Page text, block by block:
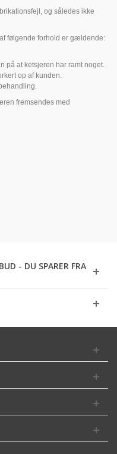
og således ikke
følgende forhold er gældende:
på at ketsjeren har ramt noget.
op af kunden.
fremsendes med
- DU SPARER FRA